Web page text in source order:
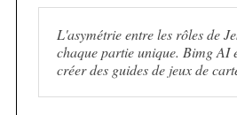
L'asymétrie entre les rôles de
chaque partie unique. Bimg AI
créer des guides de jeux de